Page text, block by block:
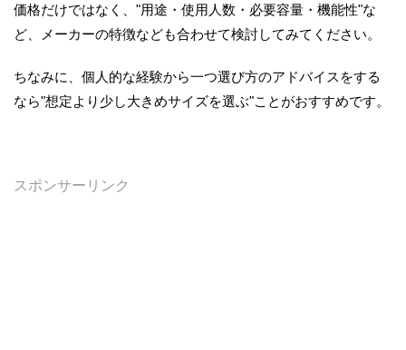
価格だけではなく、"用途・使用人数・必要容量・機能性"な
ど、メーカーの特徴なども合わせて検討してみてください。
ちなみに、個人的な経験から一つ選び方のアドバイスをする
なら"想定より少し大きめサイズを選ぶ"ことがおすすめです。
スポンサーリンク